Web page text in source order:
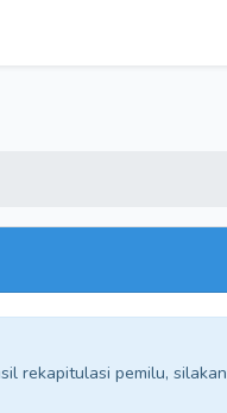
rekapitulasi pemilu, silakan